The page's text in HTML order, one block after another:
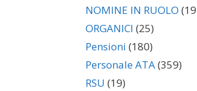
NOMINE IN RUOLO
ORGANICI (25)
Pensioni (180)
Personale ATA(359)
RSU (19)